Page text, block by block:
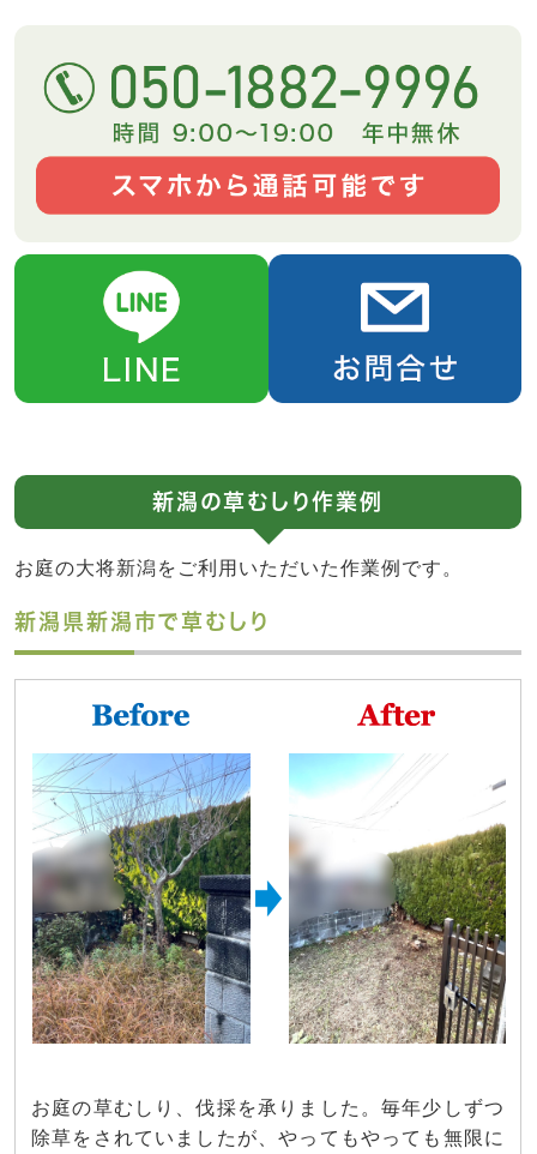
新潟の草むしり作業例
お庭の大将新潟をご利用いただいた作業例です。
新潟県新潟市で草むしり
お庭の草むしり、伐採を承りました。毎年少しずつ
除草をされていましたが、やってもやっても無限に